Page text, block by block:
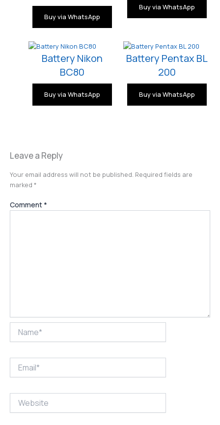
Buy via WhatsApp
Buy via WhatsApp
Battery Nikon
BC80
Buy via WhatsApp
Battery Pentax BL
200
Buy via WhatsApp
Leave a Reply
Your email address will not be published. Required fields are
marked *
Comment *